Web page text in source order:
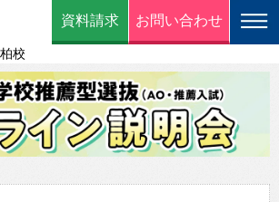
資料請求 お問い合わせ
柏校